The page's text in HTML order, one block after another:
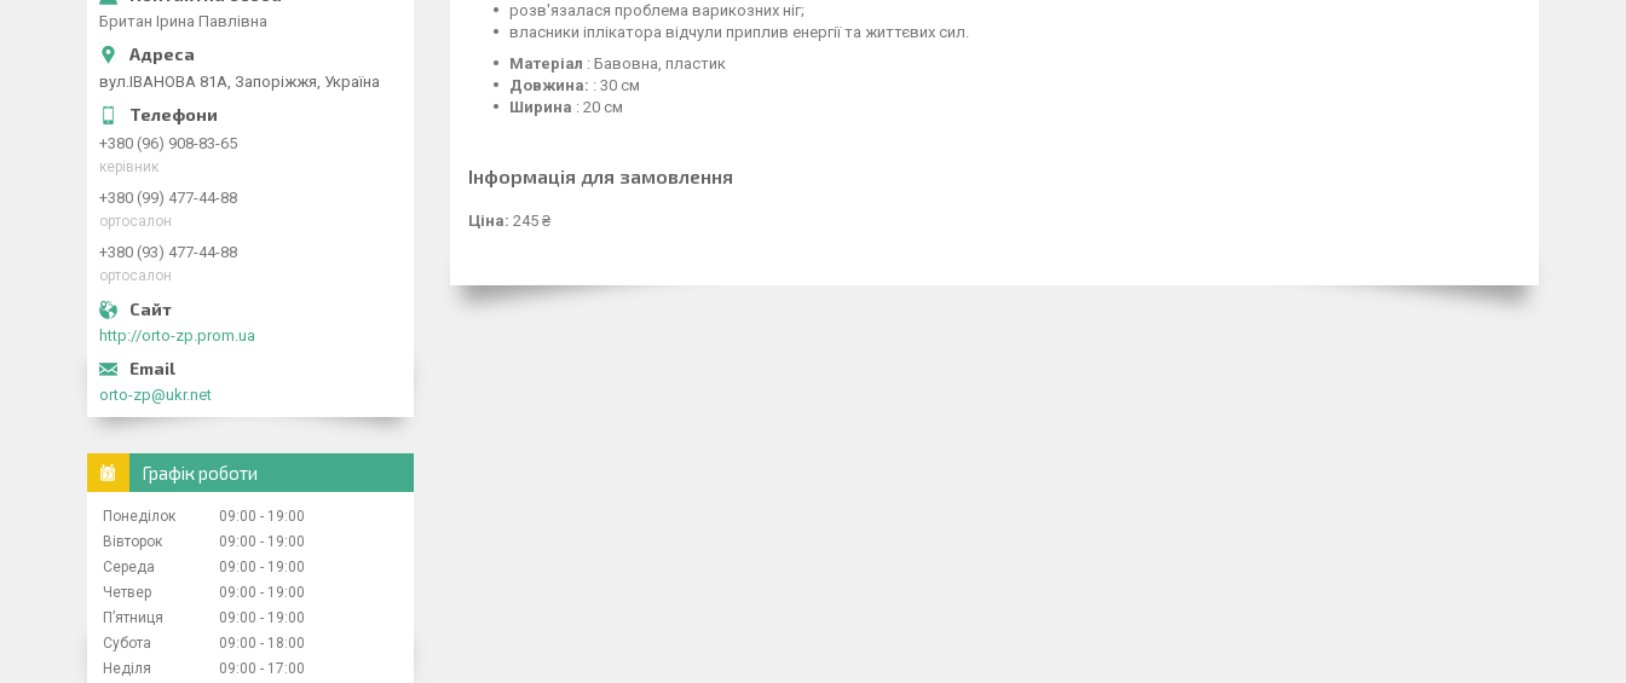
розв'язалася проблема варикозних ніг;
власники іплікатора відчули приплив енергії та життєвих сил.
Матеріал : Бавовна, пластик
Довжина: : 30 см
Ширина : 20 см
Інформація для замовлення
Ціна: 245 ₴
Британ Ірина Павлівна
вул.ІВАНОВА 81А, Запоріжжя, Україна
+380 (96) 908-83-65
керівник
+380 (99) 477-44-88
ортосалон
+380 (93) 477-44-88
ортосалон
http://orto-zp.prom.ua
orto-zp@ukr.net
Графік роботи
Понеділок 09:00
19:00
Вівторок
09:00
19:00
Середа
09:00
19:00
Четвер
09:00
19:00
Пʼятниця
09:00
19:00
Субота
09:00
18:00
Неділя
09:00 17:00